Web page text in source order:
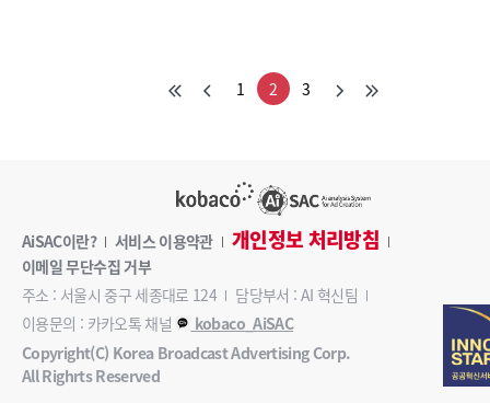
1 2 3
AiSAC이란? 서비스 이용약관 개인정보 처리방침
이메일 무단수집 거부
주소 : 서울시 중구 세종대로 124
담당부서 : AI 혁신팀
이용문의 : 카카오톡 채널
kobaco_AiSAC
Copyright(C) Korea Broadcast Advertising Corp.
All Righrts Reserved